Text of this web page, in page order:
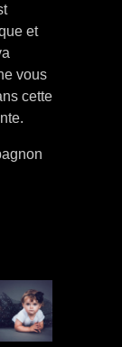
et
vous
cette